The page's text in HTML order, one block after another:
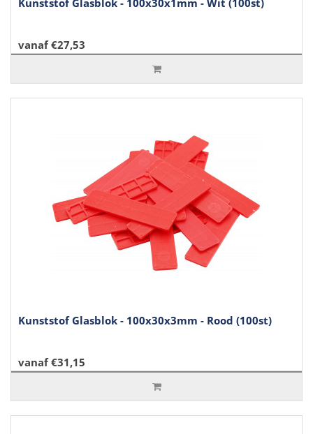
Kunststof Glasblok - 100x30x1mm - Wit (100st)
vanaf €27,53
Kunststof Glasblok - 100x30x3mm - Rood (100st)
vanaf €31,15